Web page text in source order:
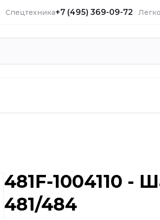
Спецтехника+7 (495) 369-09-72
481F-1004110 -
481/484